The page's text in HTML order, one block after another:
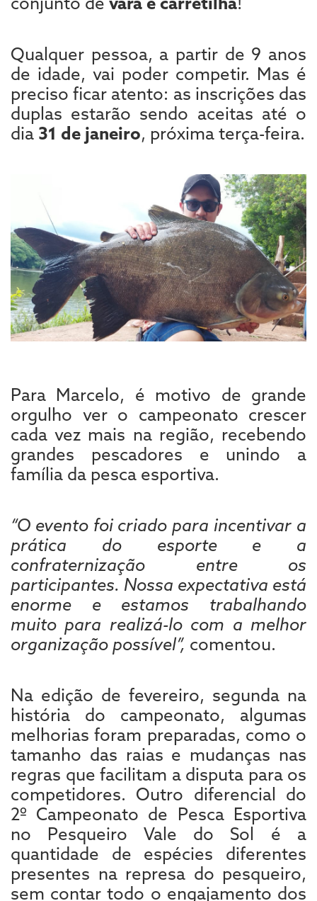
Qualquer pessoa, a partir de 9 anos
de idade, vai poder competir. Mas é
preciso ficar atento: as inscrições das
duplas estarão sendo aceitas até o
dia 31 de janeiro, próxima terça-feira.
Para Marcelo, é motivo de grande
orgulho ver o campeonato crescer
cada vez mais na região, recebendo
grandes pescadores e unindo a
família da pesca esportiva.
“O evento foi criado para incentivar a
prática do esporte e a
confraternização entre os
participantes. Nossa expectativa está
enorme e estamos trabalhando
muito para realizá-lo com a melhor
organização possível”, comentou.
Na edição de fevereiro, segunda na
história do campeonato, algumas
melhorias foram preparadas, como o
tamanho das raias e mudanças nas
regras que facilitam a disputa para os
competidores. Outro diferencial do
2º Campeonato de Pesca Esportiva
no Pesqueiro Vale do Sol é a
quantidade de espécies diferentes
presentes na represa do pesqueiro,
sem contar todo o engajamento dos